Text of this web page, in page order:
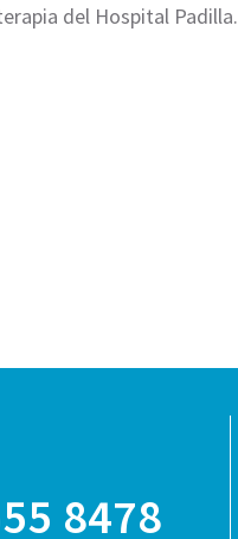
del Hospital Padilla.
8478